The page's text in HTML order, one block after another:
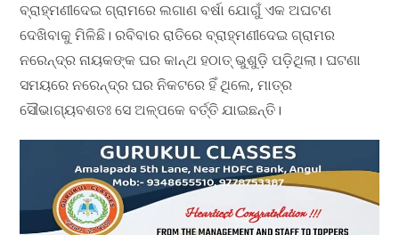
ବ୍ରାହ୍ମଣୀଦେଇ ଗ୍ରାମରେ ଲଗାଣ ବର୍ଷା ଯୋଗୁଁ ଏକ ଅଘଟଣ
ଦେଖିବାକୁ ମିଳିଛି। ରବିବାର ରାତିରେ ବ୍ରାହ୍ମଣୀଦେଇ ଗ୍ରାମର
ନରେନ୍ଦ୍ର ନାୟକଙ୍କ ଘର କାନ୍ଥ ହଠାତ୍ ଭୁଶୁଡ଼ି ପଡ଼ିଥିଲା। ଘଟଣା
ସମୟରେ ନରେନ୍ଦ୍ର ଘର ନିକଟରେ ହିଁ ଥିଲେ, ମାତ୍ର
ସୌଭାଗ୍ୟବଶତଃ ସେ ଅଳ୍ପକେ ବର୍ତ୍ତି ଯାଇଛନ୍ତି।